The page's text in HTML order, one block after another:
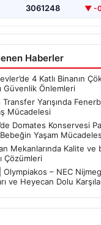
3061248 ▼ -
Haberler
4 Katlı Binanın
Güvenlik Önlemleri
Yarışında
Mücadelesi
Domates Konservesi
Bebeğin Yaşam
Mekanlarında Kalite ve
Çözümleri
Olympiakos – NEC
ve Heyecan Dolu